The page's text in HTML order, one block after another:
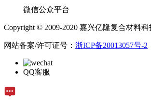
微信公众平台
Copyright © 2009-2020 嘉兴亿隆复合材料科
网站备案/许可证号： 浙ICP备20013057号-2
QQ客服